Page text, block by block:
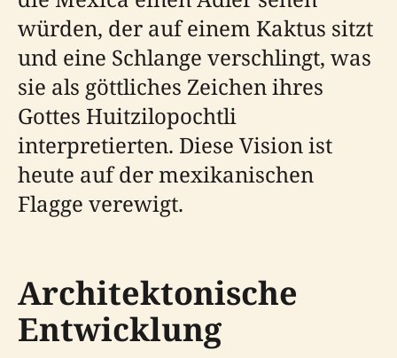
würden, der auf einem Kaktus sitzt
und eine Schlange verschlingt, was
sie als göttliches Zeichen ihres
Gottes Huitzilopochtli
interpretierten. Diese Vision ist
heute auf der mexikanischen
Flagge verewigt.
Architektonische
Entwicklung